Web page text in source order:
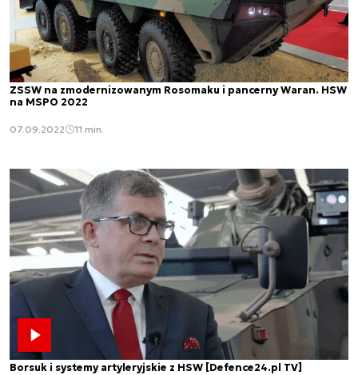
ZSSW na zmodernizowanym Rosomaku i pancerny Waran. HSW
na MSPO 2022
07.09.2022 11 min.
Borsuk i systemy artyleryjskie z HSW [Defence24.pl TV]